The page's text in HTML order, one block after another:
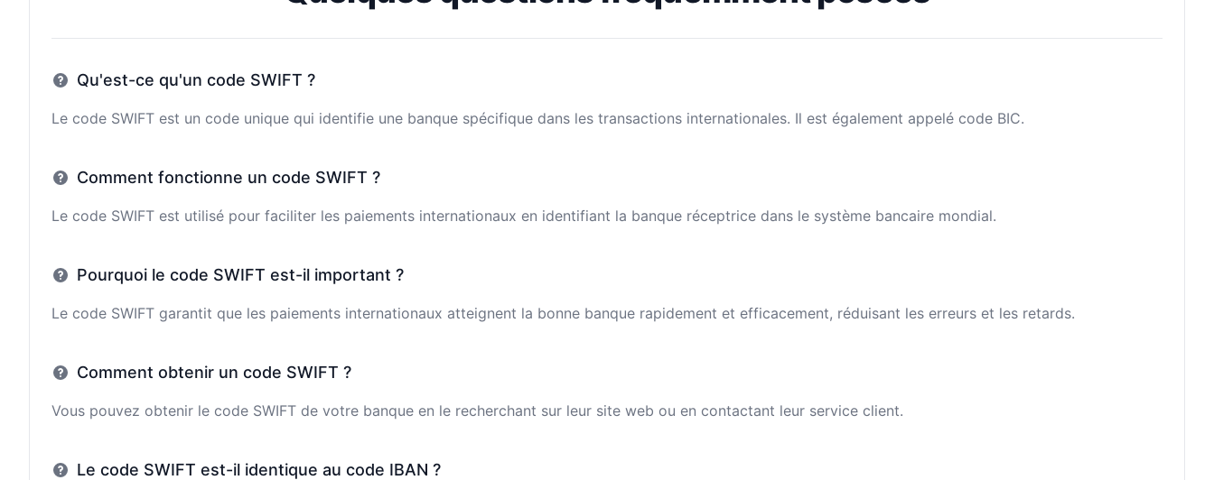
Qu'est-ce qu'un code SWIFT ?
Le code SWIFT est un code unique qui identifie une banque spécifique dans les transactions internationales. Il est également appelé code BIC.
Comment fonctionne un code SWIFT ?
Le code SWIFT est utilisé pour faciliter les paiements internationaux en identifiant la banque réceptrice dans le système bancaire mondial.
Pourquoi le code SWIFT est-il important ?
Le code SWIFT garantit que les paiements internationaux atteignent la bonne banque rapidement et efficacement, réduisant les erreurs et les retards.
Comment obtenir un code SWIFT ?
Vous pouvez obtenir le code SWIFT de votre banque en le recherchant sur leur site web ou en contactant leur service client.
Le code SWIFT est-il identique au code IBAN ?